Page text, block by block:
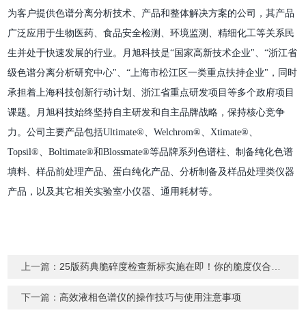
为客户提供色谱分离分析技术、产品和整体解决方案的公司，其产品
广泛应用于生物医药、食品安全检测、环境监测、精细化工等关系民
生并处于快速发展的行业。月旭科技是“国家高新技术企业"、“浙江省
级色谱分离分析研究中心"、“上海市松江区一类重点扶持企业"，同时
承担着上海科技创新行动计划、浙江省重点研发项目等多个政府项目
课题。月旭科技始终坚持自主研发和自主品牌战略，保持核心竞争
力。公司主要产品包括Ultimate®、Welchrom®、Xtimate®、
Topsil®、Boltimate®和Blossmate®等品牌系列色谱柱、制备纯化色谱
填料、样品前处理产品、蛋白纯化产品、分析制备及样品处理类仪器
产品，以及其它相关实验室小仪器、通用耗材等。
上一篇： 25版药典脆碎度检查新标实施在即！你的脆度仪合规吗？
下一篇：高效液相色谱仪的操作技巧与使用注意事项